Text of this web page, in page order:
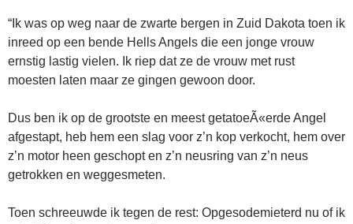
“Ik was op weg naar de zwarte bergen in Zuid Dakota toen ik
inreed op een bende Hells Angels die een jonge vrouw
ernstig lastig vielen. Ik riep dat ze de vrouw met rust
moesten laten maar ze gingen gewoon door.
Dus ben ik op de grootste en meest getatoeÃ«erde Angel
afgestapt, heb hem een slag voor z’n kop verkocht, hem over
z’n motor heen geschopt en z’n neusring van z’n neus
getrokken en weggesmeten.
Toen schreeuwde ik tegen de rest: Opgesodemieterd nu of ik